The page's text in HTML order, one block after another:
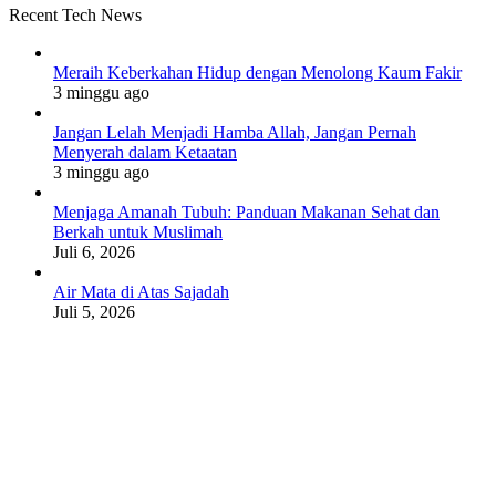
Recent Tech News
Meraih Keberkahan Hidup dengan Menolong Kaum Fakir
3 minggu ago
Jangan Lelah Menjadi Hamba Allah, Jangan Pernah
Menyerah dalam Ketaatan
3 minggu ago
Menjaga Amanah Tubuh: Panduan Makanan Sehat dan
Berkah untuk Muslimah
Juli 6, 2026
Air Mata di Atas Sajadah
Juli 5, 2026